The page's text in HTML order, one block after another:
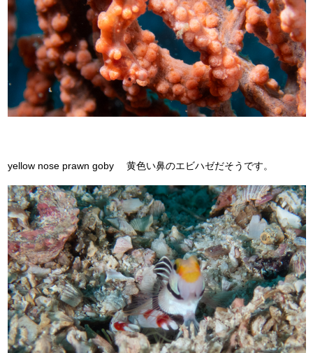
yellow nose prawn goby 黄色い鼻のエビハゼだそうです。